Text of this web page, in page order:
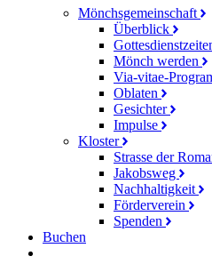
Mönchsgemeinschaft
Überblick
Mönch werden
Via-vitae-
Oblaten
Gesichter
Impulse
Kloster
Strasse der
Jakobsweg
Nachhaltigkeit
Förderverein
Spenden
Buchen